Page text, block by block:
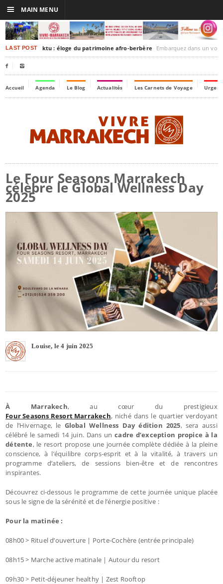
LAST POSTTimbuktu : éloge du patrimoine afro-berbère Embarquez dans un voyage culturel dans le
 
Accueil Agenda Le Blog Actualités Les Carnets de Voyage
Le Four Seasons Marrakech
célèbre le Global Wellness Day
2025
Louise, le 4 juin 2025
À Marrakech, au cœur du prestigieux
Four Seasons Resort Marrakech, niché dans le quartier verdoyant
de l’Hivernage, le Global Wellness Day édition 2025, sera aussi
célébré le samedi 14 juin. Dans uncadre d’exception propice à la
détente, le resort propose une journée complète dédiée à la pleine
conscience, à l’équilibre corps-esprit et à la vitalité, à travers un
programme d’ateliers, de sessions bien-être et de rencontres
inspirantes.
Découvrez ci-dessous le programme de cette journée unique placée
sous le signe de la sérénité et de l’énergie positive :
Pour la matinée :
08h00 > Rituel d’ouverture | Porte-Cochère (entrée principale)
08h15 > Marche active matinale | Autour du resort
09h30 > Petit-déjeuner healthy | Zest Rooftop
☰ MAIN MENU